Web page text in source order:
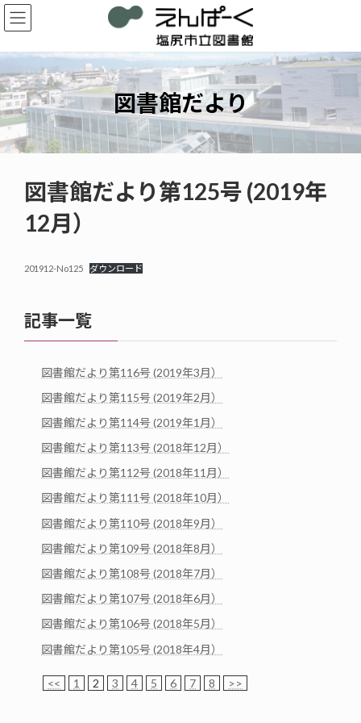
コ
ン
ン
ツ
へ
ス
キ
ッ
プ
ナ
ビ
ー
シ
ョ
ン
に
移
動
図書館だより
図書館だより第125号 (2019年
12月）
201912-No125 ダウンロード
記事一覧
図書館だより第116号 (2019年3月）
図書館だより第115号 (2019年2月）
図書館だより第114号 (2019年1月）
図書館だより第113号 (2018年12月）
図書館だより第112号 (2018年11月）
図書館だより第111号 (2018年10月）
図書館だより第110号 (2018年9月）
図書館だより第109号 (2018年8月）
図書館だより第108号 (2018年7月）
図書館だより第107号 (2018年6月）
図書館だより第106号 (2018年5月）
図書館だより第105号 (2018年4月）
<< 1 2 3 4 5 6 7 8 >>